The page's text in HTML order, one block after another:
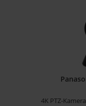
4K PTZ-